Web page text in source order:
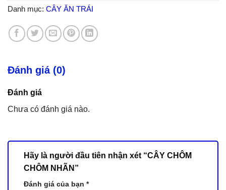
Danh mục: CÂY ĂN TRÁI
Đánh giá (0)
Đánh giá
Chưa có đánh giá nào.
Hãy là người đầu tiên nhận xét “CÂY CHÔM
CHÔM NHÃN”
Đánh giá của bạn *